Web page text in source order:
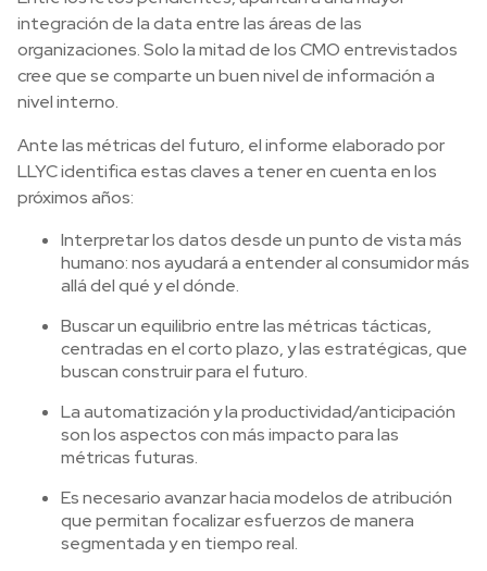
integración de la data entre las áreas de las
organizaciones. Solo la mitad de los CMO entrevistados
cree que se comparte un buen nivel de información a
nivel interno.
Ante las métricas del futuro, el informe elaborado por
LLYC identifica estas claves a tener en cuenta en los
próximos años:
Interpretar los datos desde un punto de vista más
humano: nos ayudará a entender al consumidor más
allá del qué y el dónde.
Buscar un equilibrio entre las métricas tácticas,
centradas en el corto plazo, y las estratégicas, que
buscan construir para el futuro.
La automatización y la productividad/anticipación
son los aspectos con más impacto para las
métricas futuras.
Es necesario avanzar hacia modelos de atribución
que permitan focalizar esfuerzos de manera
segmentada y en tiempo real.